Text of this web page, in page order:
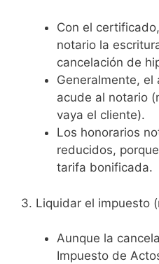
Con el
notario la
cancelación de
Generalmente,
acude al notario
vaya el cliente).
Los honorarios
reducidos,
tarifa bonificada.
3. Liquidar el impuesto
Aunque la
Impuesto de